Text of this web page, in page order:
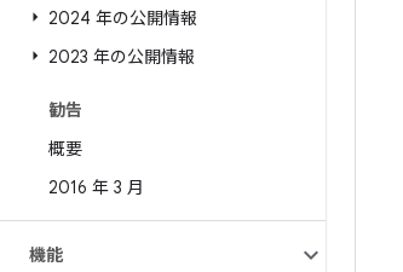
2024 年の公開情報
2023 年の公開情報
勧告
概要
2016 年 3 月
機能